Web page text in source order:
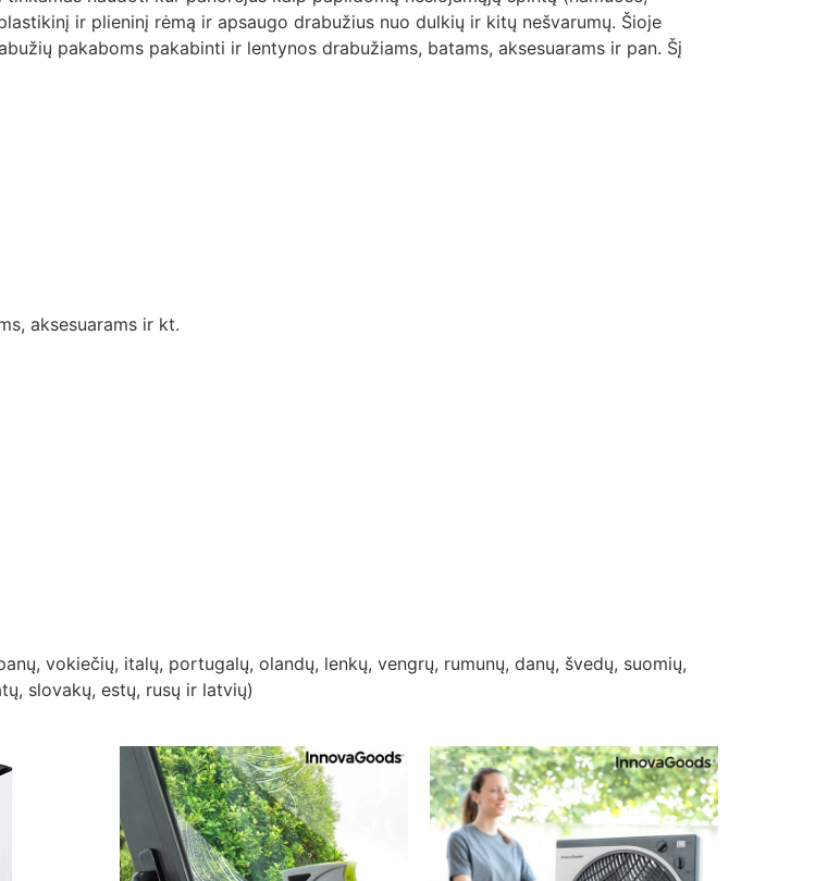
ir plieninį rėmą ir apsaugo drabužius nuo dulkių ir kitų nešvarumų. Šioje
pakaboms pakabinti ir lentynos drabužiams, batams, aksesuarams ir pan. Šį
aksesuarams ir kt.
vokiečių, italų, portugalų, olandų, lenkų, vengrų, rumunų, danų, švedų, suomių,
slovakų, estų, rusų ir latvių)